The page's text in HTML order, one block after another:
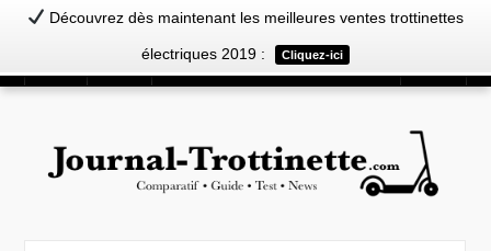
Découvrez dès maintenant les meilleures ventes trottinettes
électriques 2019 : Cliquez-ici
au
contenu